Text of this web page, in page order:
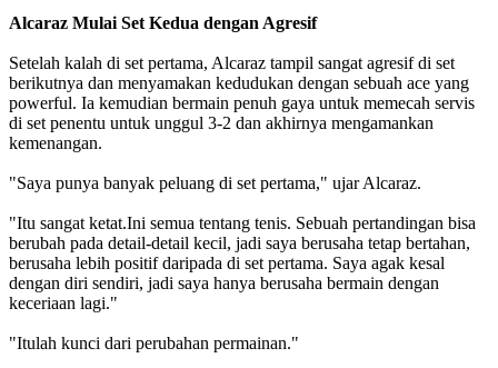
Alcaraz Mulai Set Kedua dengan Agresif
Setelah kalah di set pertama, Alcaraz tampil sangat agresif di set
berikutnya dan menyamakan kedudukan dengan sebuah ace yang
powerful. Ia kemudian bermain penuh gaya untuk memecah servis
di set penentu untuk unggul 3-2 dan akhirnya mengamankan
kemenangan.
"Saya punya banyak peluang di set pertama," ujar Alcaraz.
"Itu sangat ketat.Ini semua tentang tenis. Sebuah pertandingan bisa
berubah pada detail-detail kecil, jadi saya berusaha tetap bertahan,
berusaha lebih positif daripada di set pertama. Saya agak kesal
dengan diri sendiri, jadi saya hanya berusaha bermain dengan
keceriaan lagi."
"Itulah kunci dari perubahan permainan."